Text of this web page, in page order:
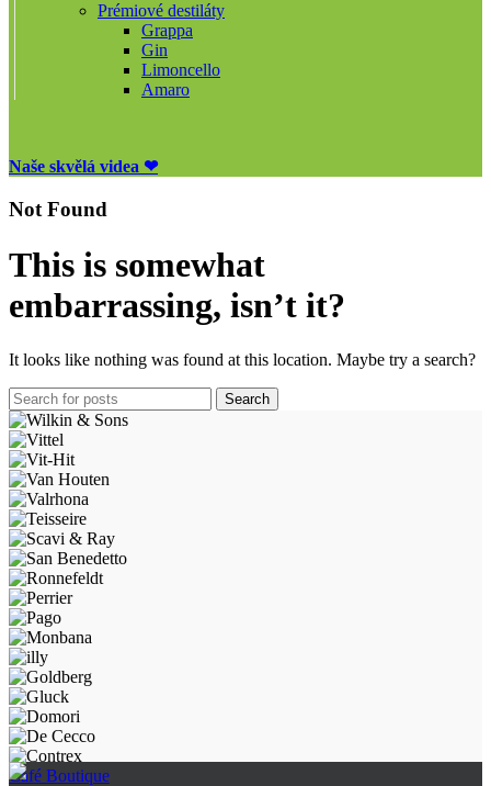
Prémiové destiláty
Grappa
Gin
Limoncello
Amaro
Naše skvělá videa ❤
Not Found
This is somewhat
embarrassing, isn’t it?
It looks like nothing was found at this location. Maybe try a search?
Search
Café Boutique